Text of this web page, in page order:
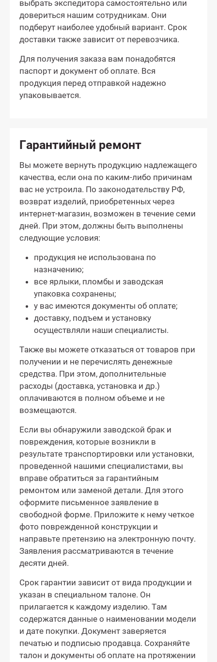
выбрать экспедитора самостоятельно или
довериться нашим сотрудникам. Они
подберут наиболее удобный вариант. Срок
доставки также зависит от перевозчика.
Для получения заказа вам понадобятся
паспорт и документ об оплате. Вся
продукция перед отправкой надежно
упаковывается.
Гарантийный ремонт
Вы можете вернуть продукцию надлежащего
качества, если она по каким-либо причинам
вас не устроила. По законодательству РФ,
возврат изделий, приобретенных через
интернет-магазин, возможен в течение семи
дней. При этом, должны быть выполнены
следующие условия:
продукция не использована по
назначению;
все ярлыки, пломбы и заводская
упаковка сохранены;
у вас имеются документы об оплате;
доставку, подъем и установку
осуществляли наши специалисты.
Также вы можете отказаться от товаров при
получении и не перечислять денежные
средства. При этом, дополнительные
расходы (доставка, установка и др.)
оплачиваются в полном объеме и не
возмещаются.
Если вы обнаружили заводской брак и
повреждения, которые возникли в
результате транспортировки или установки,
проведенной нашими специалистами, вы
вправе обратиться за гарантийным
ремонтом или заменой детали. Для этого
оформите письменное заявление в
свободной форме. Приложите к нему четкое
фото поврежденной конструкции и
направьте претензию на электронную почту.
Заявления рассматриваются в течение
десяти дней.
Срок гарантии зависит от вида продукции и
указан в специальном талоне. Он
прилагается к каждому изделию. Там
содержатся данные о наименовании модели
и дате покупки. Документ заверяется
печатью и подписью продавца. Сохраняйте
талон и документы об оплате на протяжении